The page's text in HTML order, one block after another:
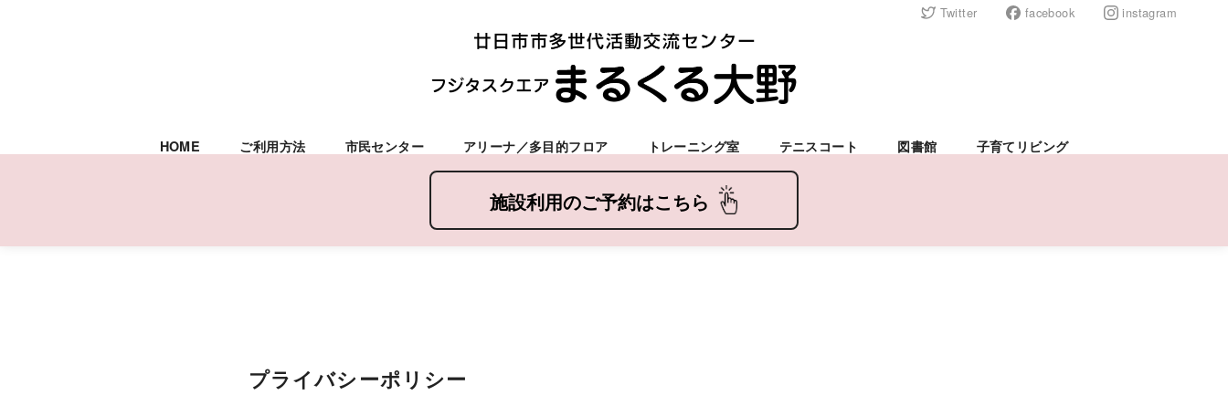
Twitter facebook instagram
HOME ご利用方法 市民センター アリーナ／多目的フロア トレーニング室 テニスコート 図書館 子育てリビング
プライバシーポリシー